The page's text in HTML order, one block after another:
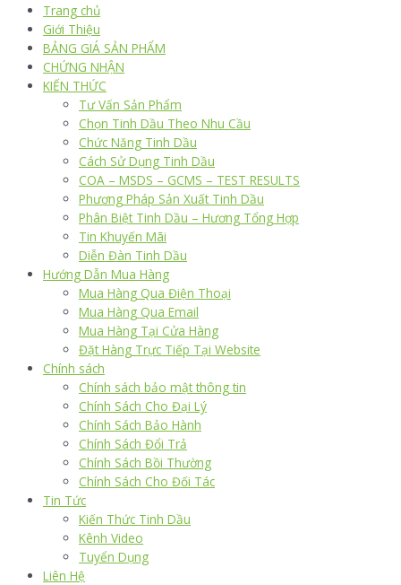
Trang chủ
Giới Thiệu
BẢNG GIÁ SẢN PHẨM
CHỨNG NHẬN
KIẾN THỨC
Tư Vấn Sản Phẩm
Chọn Tinh Dầu Theo Nhu Cầu
Chức Năng Tinh Dầu
Cách Sử Dụng Tinh Dầu
COA – MSDS – GCMS – TEST RESULTS
Phương Pháp Sản Xuất Tinh Dầu
Phân Biệt Tinh Dầu – Hương Tổng Hợp
Tin Khuyến Mãi
Diễn Đàn Tinh Dầu
Hướng Dẫn Mua Hàng
Mua Hàng Qua Điện Thoại
Mua Hàng Qua Email
Mua Hàng Tại Cửa Hàng
Đặt Hàng Trực Tiếp Tại Website
Chính sách
Chính sách bảo mật thông tin
Chính Sách Cho Đại Lý
Chính Sách Bảo Hành
Chính Sách Đổi Trả
Chính Sách Bồi Thường
Chính Sách Cho Đối Tác
Tin Tức
Kiến Thức Tinh Dầu
Kênh Video
Tuyển Dụng
Liên Hệ